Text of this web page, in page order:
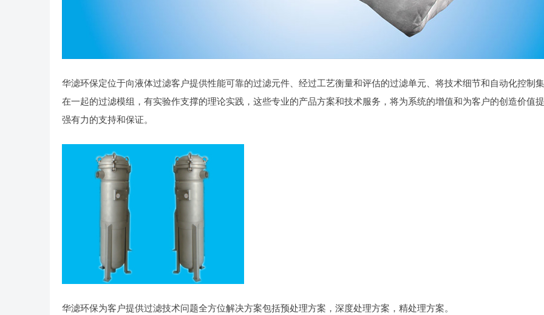
华滤环保定位于向液体过滤客户提供性能可靠的过滤元件、经过工艺衡量和评估的过滤单元、将技术细节和自动化控制
在一起的过滤模组，有实验作支撑的理论实践，这些专业的产品方案和技术服务，将为系统的增值和为客户的创造价值
强有力的支持和保证。
华滤环保为客户提供过滤技术问题全方位解决方案包括预处理方案，深度处理方案，精处理方案。